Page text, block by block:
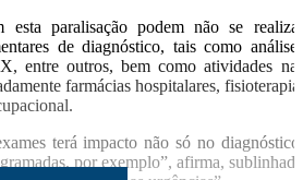
paralisação podem não se realizar
de diagnóstico, tais como análises
entre outros, bem como atividades nas
farmácias hospitalares, fisioterapia,
terá impacto não só no diagnóstico,
por exemplo”, afirma, sublinhado